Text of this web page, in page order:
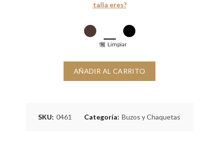
talla eres?
Limpiar
AÑADIR AL CARRITO
SKU: 0461 Categoría: Buzos y Chaquetas